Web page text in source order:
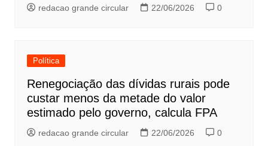
redacao grande circular 22/06/2026 0
Política
Renegociação das dívidas rurais pode
custar menos da metade do valor
estimado pelo governo, calcula FPA
redacao grande circular 22/06/2026 0